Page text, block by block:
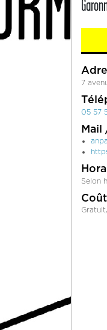
7
05 57
Mail
Selon
Coût